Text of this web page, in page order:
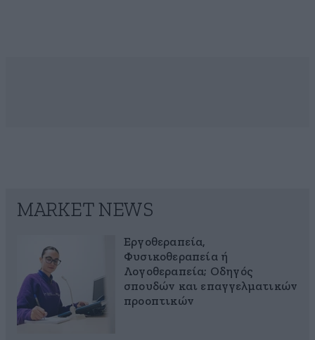
MARKET NEWS
Εργοθεραπεία,
Φυσικοθεραπεία ή
Λογοθεραπεία; Οδηγός
σπουδών και επαγγελματικών
προοπτικών